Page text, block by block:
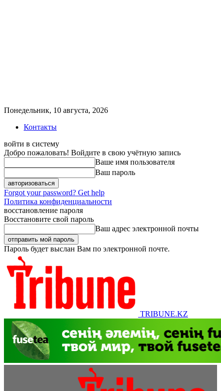
Понедельник, 10 августа, 2026
Контакты
войти в систему
Добро пожаловать! Войдите в свою учётную запись
Ваше имя пользователя
Ваш пароль
Forgot your password? Get help
Политика конфиденциальности
восстановление пароля
Восстановите свой пароль
Ваш адрес электронной почты
Пароль будет выслан Вам по электронной почте.
TRIBUNE.KZ